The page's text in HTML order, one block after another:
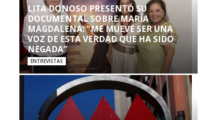
LITA DONOSO PRESENTÓ SU
DOCUMENTAL SOBRE MARÍA
MAGDALENA: “ME MUEVE SER UNA
VOZ DE ESTA VERDAD QUE HA SIDO
NEGADA”
ENTREVISTAS